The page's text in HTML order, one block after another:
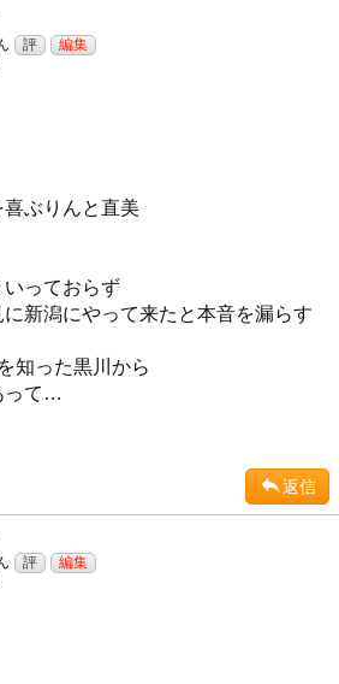
ぶりんと直美
っておらず
新潟にやって来たと本音を漏らす
知った黒川から
って…
返信